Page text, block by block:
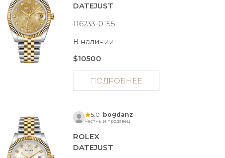
DATEJUST
116233-0155
В наличии
$10500
ПОДРОБНЕЕ
5.0 bogdanz
Частный продавец
ROLEX
DATEJUST